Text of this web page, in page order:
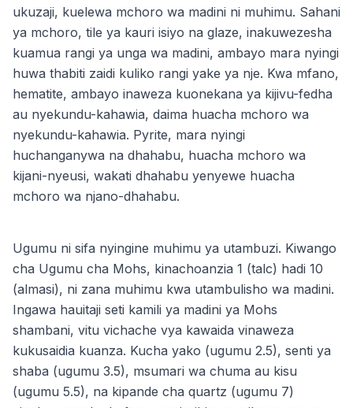
ukuzaji, kuelewa mchoro wa madini ni muhimu. Sahani
ya mchoro, tile ya kauri isiyo na glaze, inakuwezesha
kuamua rangi ya unga wa madini, ambayo mara nyingi
huwa thabiti zaidi kuliko rangi yake ya nje. Kwa mfano,
hematite, ambayo inaweza kuonekana ya kijivu-fedha
au nyekundu-kahawia, daima huacha mchoro wa
nyekundu-kahawia. Pyrite, mara nyingi
huchanganywa na dhahabu, huacha mchoro wa
kijani-nyeusi, wakati dhahabu yenyewe huacha
mchoro wa njano-dhahabu.
Ugumu ni sifa nyingine muhimu ya utambuzi. Kiwango
cha Ugumu cha Mohs, kinachoanzia 1 (talc) hadi 10
(almasi), ni zana muhimu kwa utambulisho wa madini.
Ingawa hauitaji seti kamili ya madini ya Mohs
shambani, vitu vichache vya kawaida vinaweza
kukusaidia kuanza. Kucha yako (ugumu 2.5), senti ya
shaba (ugumu 3.5), msumari wa chuma au kisu
(ugumu 5.5), na kipande cha quartz (ugumu 7)